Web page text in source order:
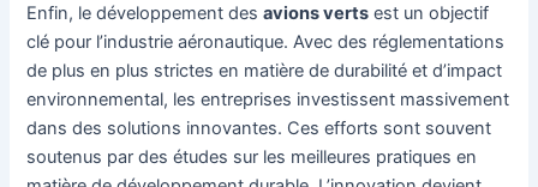
Enfin, le développement desavions verts est un objectif
clé pour l’industrie aéronautique. Avec des réglementations
de plus en plus strictes en matière de durabilité et d’impact
environnemental, les entreprises investissent massivement
dans des solutions innovantes. Ces efforts sont souvent
soutenus par des études sur les meilleures pratiques en